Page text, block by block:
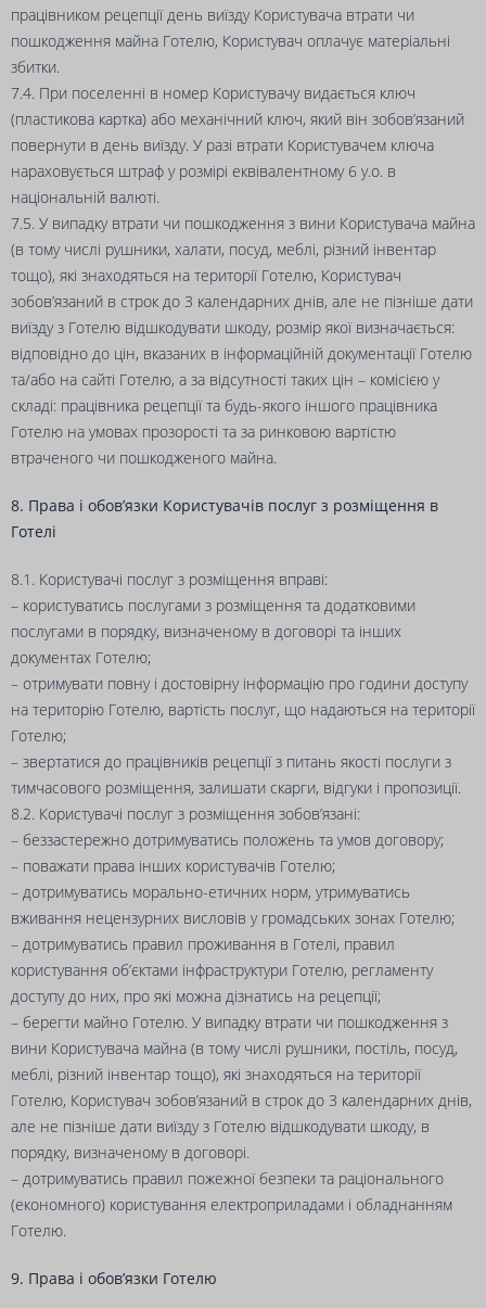
працівником рецепції день виїзду Користувача втрати чи
пошкодження майна Готелю, Користувач оплачує матеріальні
збитки.
7.4. При поселенні в номер Користувачу видається ключ
(пластикова картка) або механічний ключ, який він зобов’язаний
повернути в день виїзду. У разі втрати Користувачем ключа
нараховується штраф у розмірі еквівалентному 6 у.о. в
національній валюті.
7.5. У випадку втрати чи пошкодження з вини Користувача майна
(в тому числі рушники, халати, посуд, меблі, різний інвентар
тощо), які знаходяться на території Готелю, Користувач
зобов’язаний в строк до 3 календарних днів, але не пізніше дати
виїзду з Готелю відшкодувати шкоду, розмір якої визначається:
відповідно до цін, вказаних в інформаційній документації Готелю
та/або на сайті Готелю, а за відсутності таких цін – комісією у
складі: працівника рецепції та будь-якого іншого працівника
Готелю на умовах прозорості та за ринковою вартістю
втраченого чи пошкодженого майна.
8. Права і обов’язки Користувачів послуг з розміщення в
Готелі
8.1. Користувачі послуг з розміщення вправі:
– користуватись послугами з розміщення та додатковими
послугами в порядку, визначеному в договорі та інших
документах Готелю;
– отримувати повну і достовірну інформацію про години доступу
на територію Готелю, вартість послуг, що надаються на території
Готелю;
– звертатися до працівників рецепції з питань якості послуги з
тимчасового розміщення, залишати скарги, відгуки і пропозиції.
8.2. Користувачі послуг з розміщення зобов’язані:
– беззастережно дотримуватись положень та умов договору;
– поважати права інших користувачів Готелю;
– дотримуватись морально-етичних норм, утримуватись
вживання нецензурних висловів у громадських зонах Готелю;
– дотримуватись правил проживання в Готелі, правил
користування об’єктами інфраструктури Готелю, регламенту
доступу до них, про які можна дізнатись на рецепції;
– берегти майно Готелю. У випадку втрати чи пошкодження з
вини Користувача майна (в тому числі рушники, постіль, посуд,
меблі, різний інвентар тощо), які знаходяться на території
Готелю, Користувач зобов’язаний в строк до 3 календарних днів,
але не пізніше дати виїзду з Готелю відшкодувати шкоду, в
порядку, визначеному в договорі.
– дотримуватись правил пожежної безпеки та раціонального
(економного) користування електроприладами і обладнанням
Готелю.
9. Права і обов’язки Готелю